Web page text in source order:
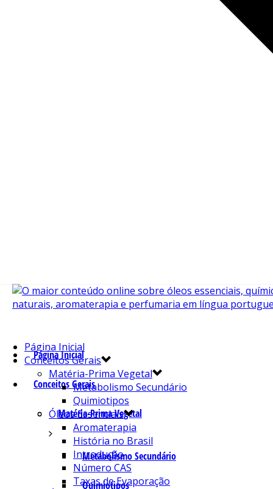
Página Inicial
Conceitos Gerais
Matéria-Prima Vegetal
Metabolismo Secundário
Quimiotipos
Página Inicial
Conceitos Gerais
Matéria-Prima Vegetal
Metabolismo Secundário
Quimiotipos
Óleos Essenciais
Aromaterapia
História no Brasil
Introdução
Número CAS
Taxas de Evaporação